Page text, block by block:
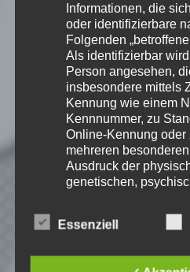
Speedy
Ich spiele leidenschaftlich
gerne Strategie, Aufbau
Puzzle-Spiele. Als
von Kellerkind.org biete
Berichte zu meinen
Tutorials zu Themen rund
Entwicklung.
Erfahre mehr über
Informationen, die
oder identifizierbare
Folgenden
Als identifizierbar
Person angesehen,
insbesondere mittels
Kennung wie einem
Kennnummer, zu
Online-Kennung oder
mehreren
Ausdruck der
genetischen,
natürlichen Person
kann.
Essenziell